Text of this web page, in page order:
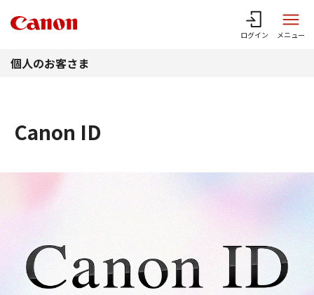
ログイン メニュー
個人のお客さま
Canon ID